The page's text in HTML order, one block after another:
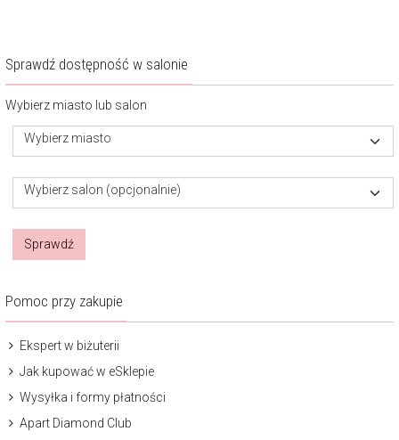
Sprawdź dostępność w salonie
Wybierz miasto lub salon
Wybierz miasto
Wybierz salon (opcjonalnie)
Sprawdź
Pomoc przy zakupie
Ekspert w biżuterii
Jak kupować w eSklepie
Wysyłka i formy płatności
Apart Diamond Club